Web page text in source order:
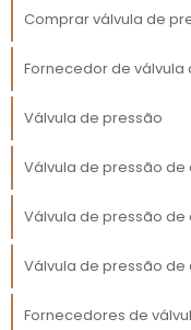
motivo,
qualquer
suporte não é
com
sobre melhorias
Além disso,
e guias práticos.
necessárias
Comprar válvula de
Fornecedor de
Válvula de pressão
Válvula de pressão
Válvula de pressão
Válvula de pressão
Fornecedores de